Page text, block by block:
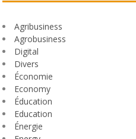
Agribusiness
Agrobusiness
Digital
Divers
Économie
Economy
Éducation
Education
Énergie